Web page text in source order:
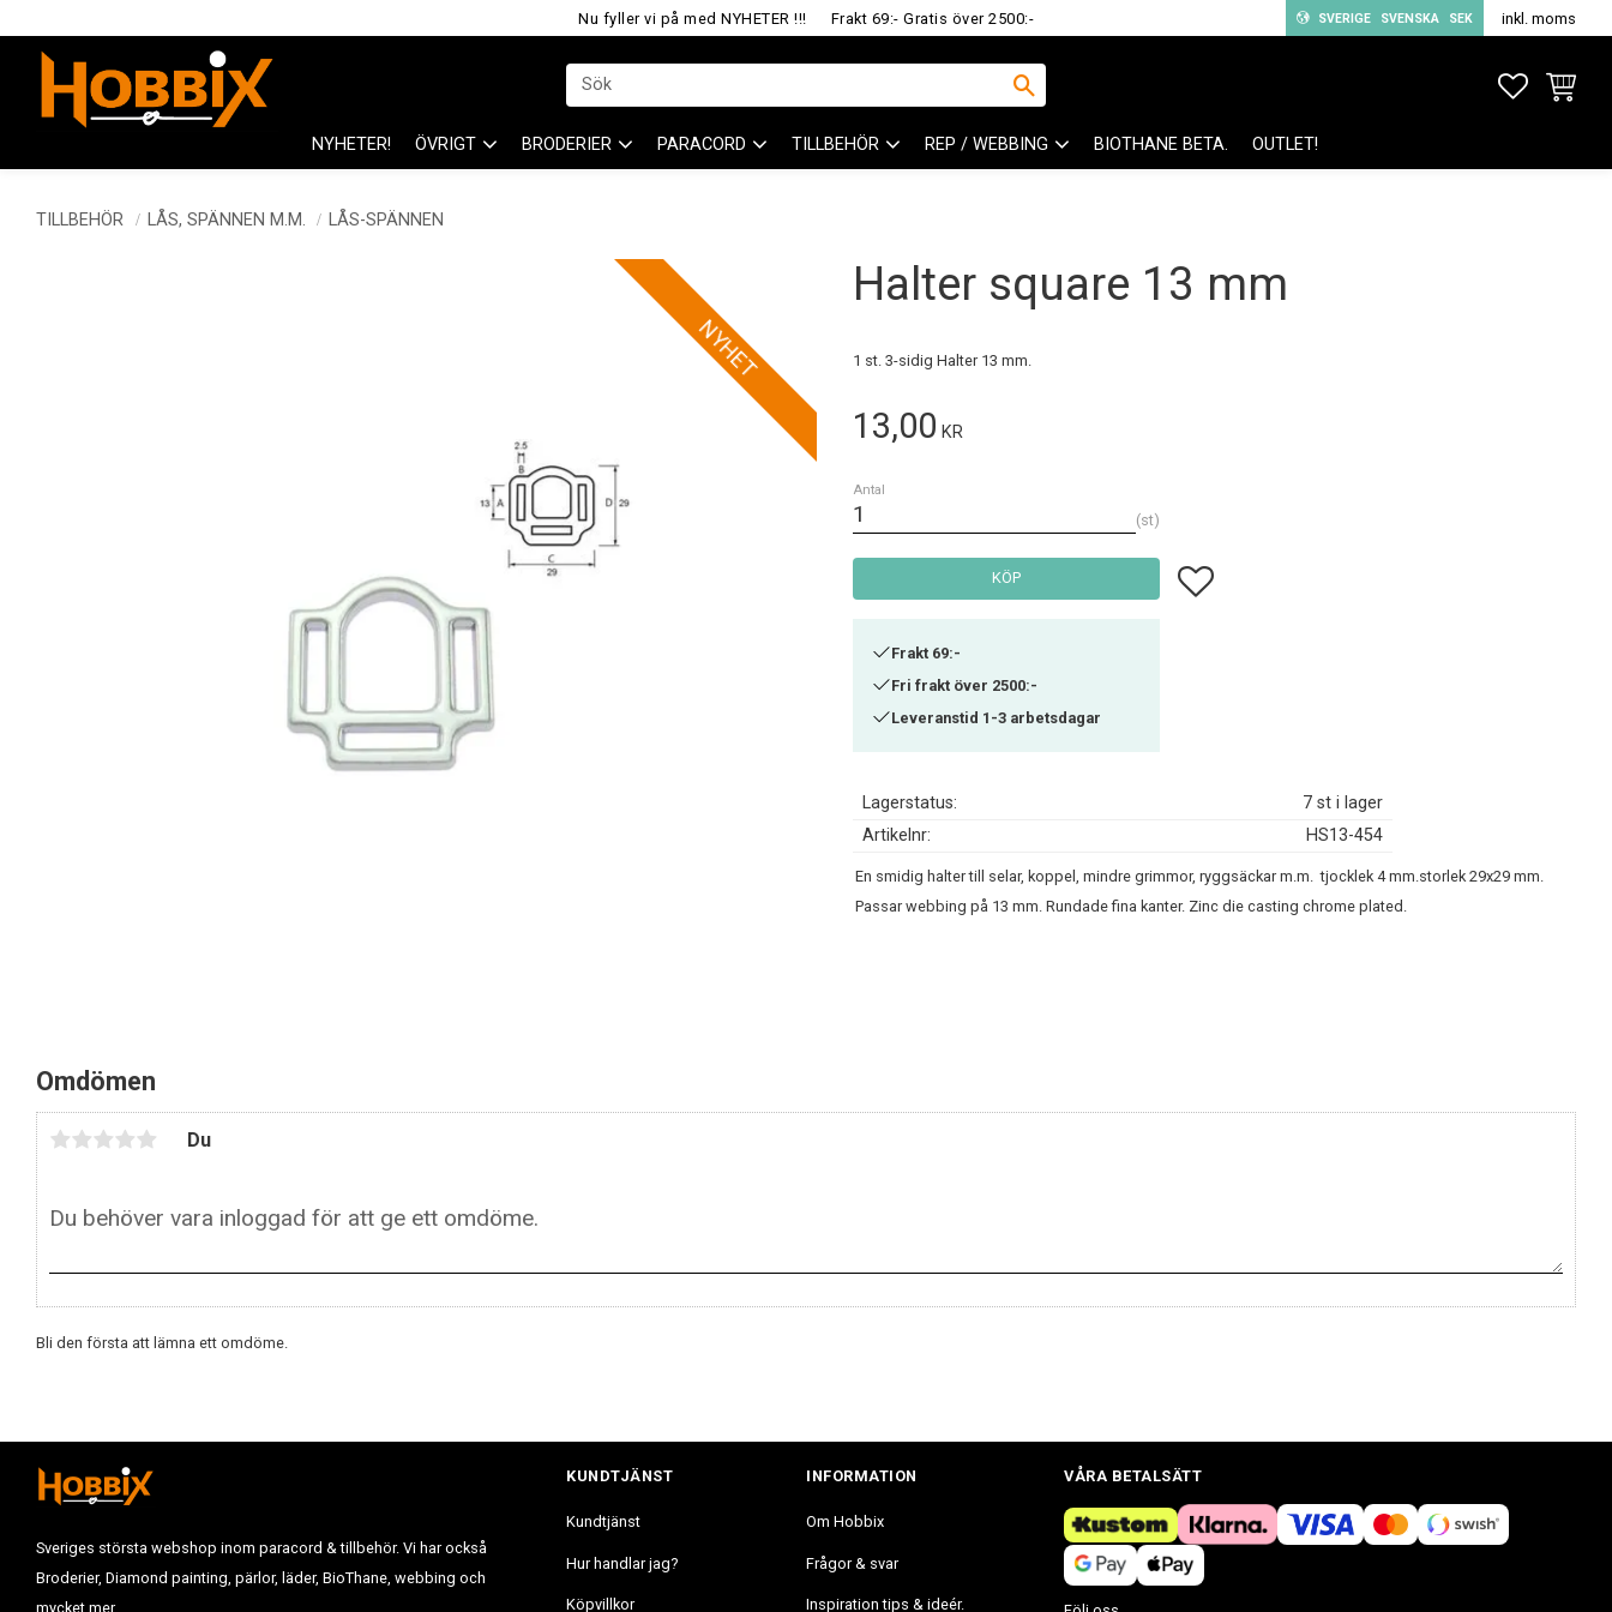
Nu fyller vi på med NYHETER !!! Frakt 69:- Gratis över 2500:- SVERIGE SVENSKA SEK inkl. moms
NYHETER! ÖVRIGT BRODERIER PARACORD TILLBEHÖR REP / WEBBING BIOTHANE BETA. OUTLET!
TILLBEHÖR LÅS, SPÄNNEN M.M. LÅS-SPÄNNEN
Halter square 13 mm
1 st. 3-sidig Halter 13 mm.
NYHET
13,00 KR
Antal
st
KÖP Lägg till i favoriter
Frakt 69:-
Fri frakt över 2500:-
Leveranstid 1-3 arbetsdagar
Lagerstatus
7 st i lager
Artikelnr
HS13-454
En smidig halter till selar, koppel, mindre grimmor, ryggsäckar m.m. tjocklek 4 mm.storlek 29x29 mm.
Passar webbing på 13 mm. Rundade fina kanter. Zinc die casting chrome plated.
Omdömen
Du
Bli den första att lämna ett omdöme.
Sveriges största webshop inom paracord & tillbehör. Vi har också
Broderier, Diamond painting, pärlor, läder, BioThane, webbing och
mycket mer.
KUNDTJÄNST
Kundtjänst
Hur handlar jag?
Köpvillkor
INFORMATION
Om Hobbix
Frågor & svar
Inspiration tips & ideér.
VÅRA BETALSÄTT